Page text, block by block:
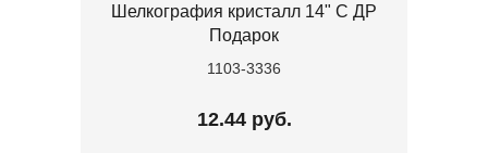
Шелкография кристалл 14" С ДР
Подарок
1103-3336
12.44 руб.